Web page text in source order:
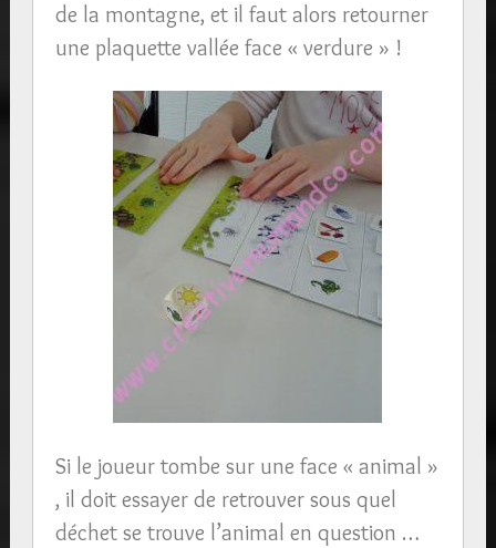
de la montagne, et il faut alors retourner
une plaquette vallée face « verdure » !
Si le joueur tombe sur une face « animal »
, il doit essayer de retrouver sous quel
déchet se trouve l’animal en question …